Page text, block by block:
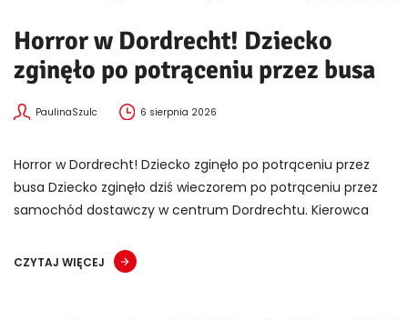
Horror w Dordrecht! Dziecko
zginęło po potrąceniu przez busa
PaulinaSzulc 6 sierpnia 2026
Horror w Dordrecht! Dziecko zginęło po potrąceniu przez
busa Dziecko zginęło dziś wieczorem po potrąceniu przez
samochód dostawczy w centrum Dordrechtu. Kierowca
CZYTAJ WIĘCEJ